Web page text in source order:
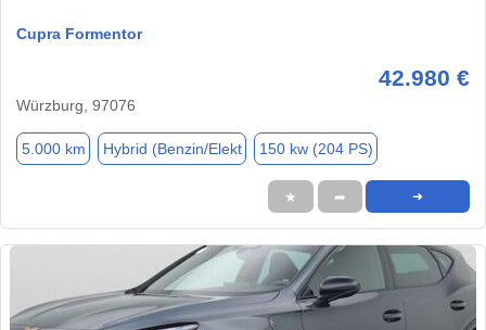
Cupra Formentor
42.980 €
Würzburg, 97076
5.000 km Hybrid (Benzin/Elekt 150 kw (204 PS)
★ ➦ ➜